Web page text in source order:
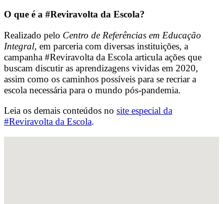
O que é a #Reviravolta da Escola?
Realizado pelo Centro de Referências em Educação
Integral, em parceria com diversas instituições, a
campanha #Reviravolta da Escola articula ações que
buscam discutir as aprendizagens vividas em 2020,
assim como os caminhos possíveis para se recriar a
escola necessária para o mundo pós-pandemia.
Leia os demais conteúdos no site especial da
#Reviravolta da Escola.